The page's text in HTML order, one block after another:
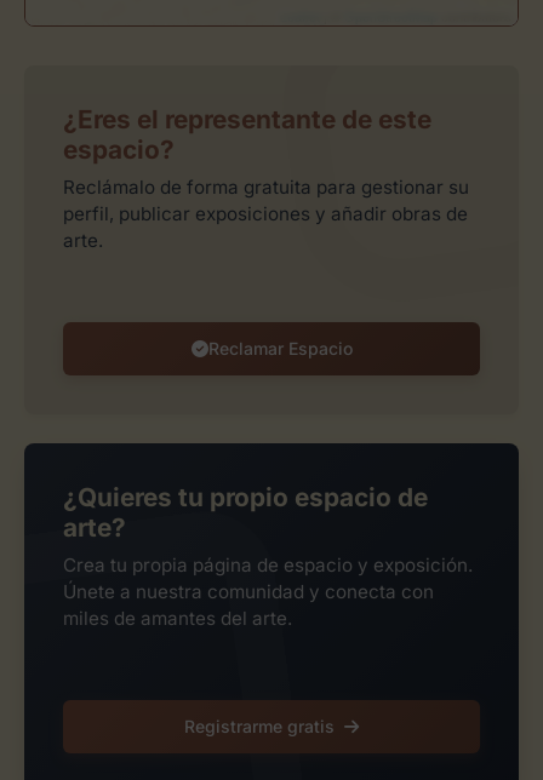
¿Eres el representante de este
espacio?
Reclámalo de forma gratuita para gestionar su
perfil, publicar exposiciones y añadir obras de
arte.
Reclamar Espacio
¿Quieres tu propio espacio de
arte?
Crea tu propia página de espacio y exposición.
Únete a nuestra comunidad y conecta con
miles de amantes del arte.
Registrarme gratis